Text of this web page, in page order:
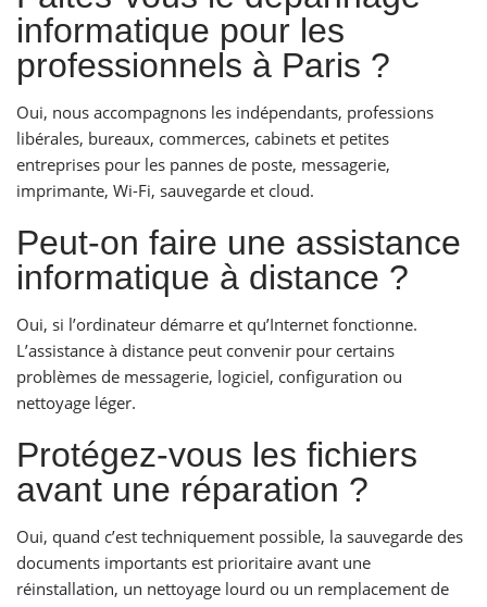
informatique pour les
professionnels à Paris ?
Oui, nous accompagnons les indépendants, professions
libérales, bureaux, commerces, cabinets et petites
entreprises pour les pannes de poste, messagerie,
imprimante, Wi-Fi, sauvegarde et cloud.
Peut-on faire une assistance
informatique à distance ?
Oui, si l’ordinateur démarre et qu’Internet fonctionne.
L’assistance à distance peut convenir pour certains
problèmes de messagerie, logiciel, configuration ou
nettoyage léger.
Protégez-vous les fichiers
avant une réparation ?
Oui, quand c’est techniquement possible, la sauvegarde des
documents importants est prioritaire avant une
réinstallation, un nettoyage lourd ou un remplacement de